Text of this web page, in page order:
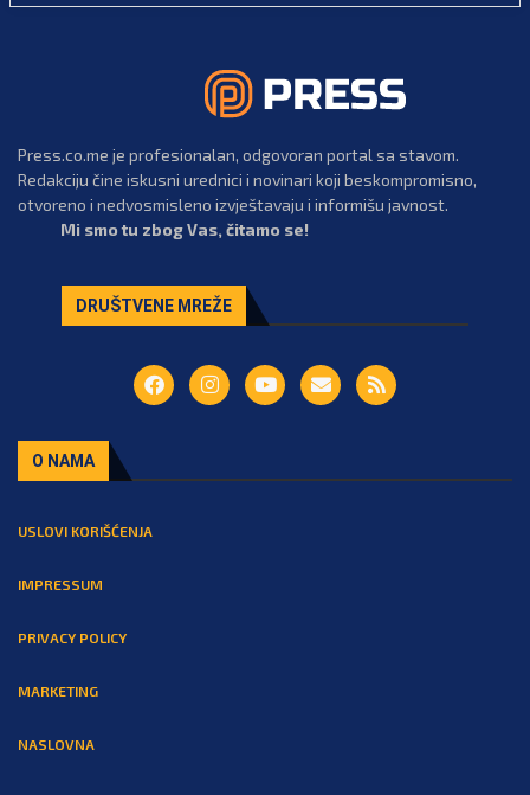
Press.co.me je profesionalan, odgovoran portal sa stavom.
Redakciju čine iskusni urednici i novinari koji beskompromisno,
otvoreno i nedvosmisleno izvještavaju i informišu javnost.
Mi smo tu zbog Vas, čitamo se!
DRUŠTVENE MREŽE
O NAMA
USLOVI KORIŠĆENJA
IMPRESSUM
PRIVACY POLICY
MARKETING
NASLOVNA